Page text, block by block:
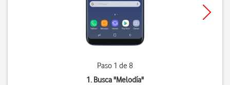
Paso 1 de 8
1. Busca "Melodía"